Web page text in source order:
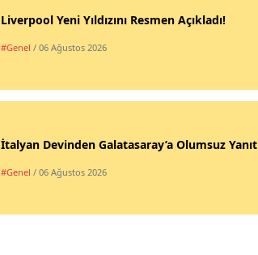
Liverpool Yeni Yıldızını Resmen Açıkladı!
#Genel / 06 Ağustos 2026
İtalyan Devinden Galatasaray’a Olumsuz Yanıt
#Genel / 06 Ağustos 2026